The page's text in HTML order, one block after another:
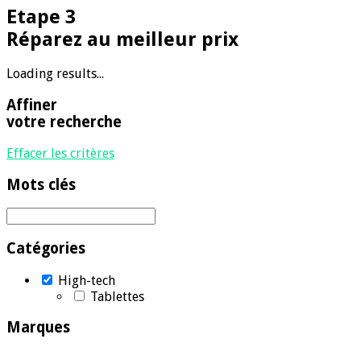
Etape 3
Réparez au meilleur prix
Loading results...
Affiner
votre recherche
Effacer les critères
Mots clés
Catégories
High-tech
Tablettes
Marques